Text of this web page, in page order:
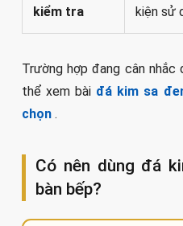
kiểm tra
kiện sử
Trường hợp đang cân nhắc
thể xem bài đá kim sa
chọn .
Có nên dùng đá
bàn bếp?